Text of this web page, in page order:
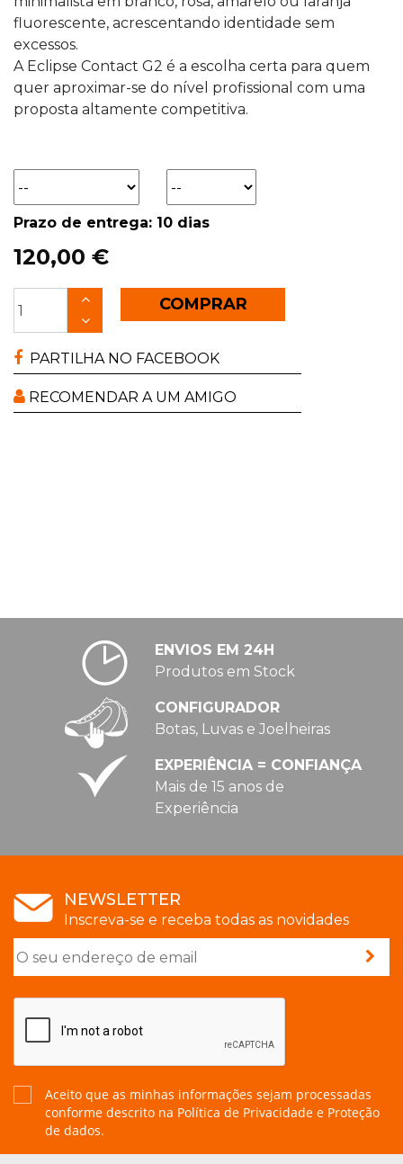
fluorescente, acrescentando identidade sem
excessos.
A Eclipse Contact G2 é a escolha certa para quem
quer aproximar-se do nível profissional com uma
proposta altamente competitiva.
Prazo de entrega: 10 dias
120,00 €
COMPRAR
PARTILHA NO FACEBOOK
RECOMENDAR A UM AMIGO
ENVIOS EM 24H
Produtos em Stock
CONFIGURADOR
Botas, Luvas e Joelheiras
EXPERIÊNCIA = CONFIANÇA
Mais de 15 anos de
Experiência
NEWSLETTER
Inscreva-se e receba todas as novidades
Aceito que as minhas informações sejam processadas
conforme descrito na Política de Privacidade e Proteção
de dados.